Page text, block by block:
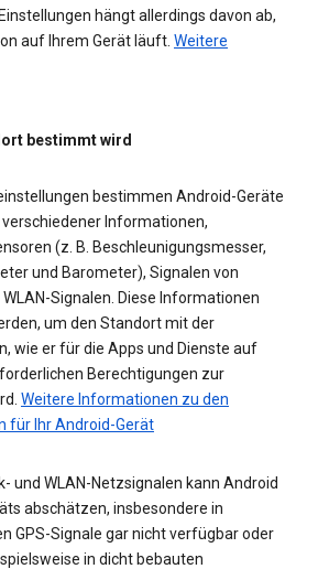
hängt allerdings davon ab,
auf Ihrem Gerät läuft. Weitere
bestimmt wird
bestimmen Android-Geräte
Informationen,
(z. B. Beschleunigungsmesser,
und Barometer), Signalen von
Signalen. Diese Informationen
um den Standort mit der
wie er für die Apps und Dienste auf
Berechtigungen zur
Weitere Informationen zu den
für Ihr Android-Gerät
und WLAN-Netzsignalen kann Android
abschätzen, insbesondere in
GPS-Signale gar nicht verfügbar oder
in dicht bebauten